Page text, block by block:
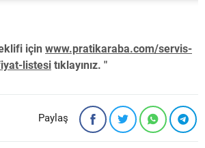
için www.pratikaraba.com/servis-
listesi tıklayınız. "
Paylaş